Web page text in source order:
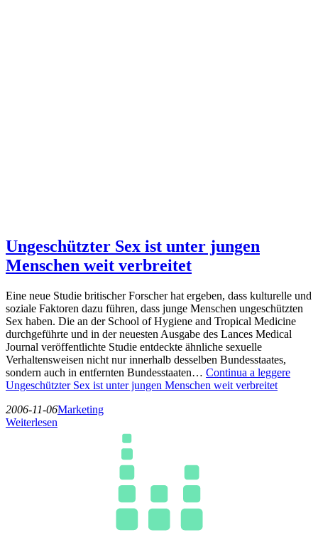
Ungeschützter Sex ist unter jungen
Menschen weit verbreitet
Eine neue Studie britischer Forscher hat ergeben, dass kulturelle und
soziale Faktoren dazu führen, dass junge Menschen ungeschützten
Sex haben. Die an der School of Hygiene and Tropical Medicine
durchgeführte und in der neuesten Ausgabe des Lances Medical
Journal veröffentlichte Studie entdeckte ähnliche sexuelle
Verhaltensweisen nicht nur innerhalb desselben Bundesstaates,
sondern auch in entfernten Bundesstaaten… Continua a leggere
Ungeschützter Sex ist unter jungen Menschen weit verbreitet
2006-11-06Marketing
Weiterlesen